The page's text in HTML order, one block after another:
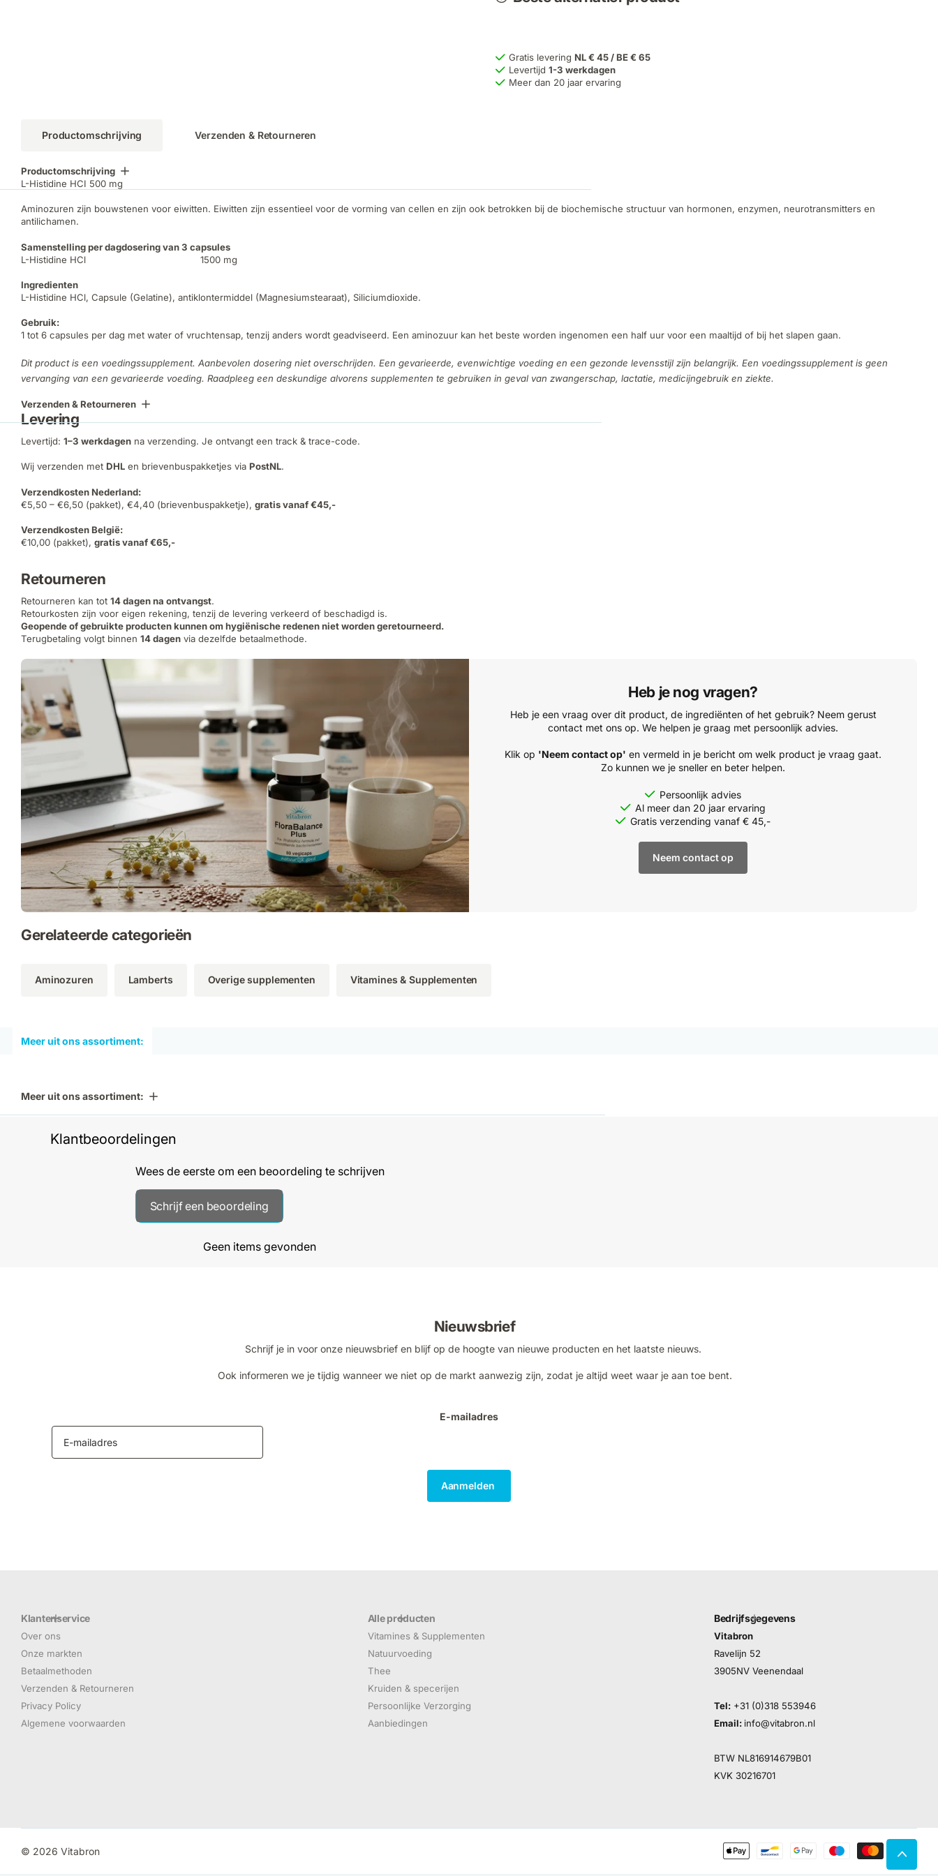
Gratis leveringNL € 45 / BE € 65
Levertijd1-3 werkdagen
Meer dan 20 jaar ervaring
Productomschrijving Verzenden & Retourneren
Productomschrijving
L-Histidine HCI 500 mg
Aminozuren zijn bouwstenen voor eiwitten. Eiwitten zijn essentieel voor de vorming van cellen en zijn ook betrokken bij de biochemische structuur van hormonen, enzymen, neurotransmitters en
antilichamen.
Samenstelling per dagdosering van 3 capsules
L-Histidine HCl 1500 mg
Ingredienten
L-Histidine HCl, Capsule (Gelatine), antiklontermiddel (Magnesiumstearaat), Siliciumdioxide.
Gebruik:
1 tot 6 capsules per dag met water of vruchtensap, tenzij anders wordt geadviseerd. Een aminozuur kan het beste worden ingenomen een half uur voor een maaltijd of bij het slapen gaan.
Dit product is een voedingssupplement. Aanbevolen dosering niet overschrijden. Een gevarieerde, evenwichtige voeding en een gezonde levensstijl zijn belangrijk. Een voedingssupplement is geen
vervanging van een gevarieerde voeding. Raadpleeg een deskundige alvorens supplementen te gebruiken in geval van zwangerschap, lactatie, medicijngebruik en ziekte.
Verzenden & Retourneren
Levering
Levertijd: 1–3 werkdagen na verzending. Je ontvangt een track & trace-code.
Wij verzenden met DHL en brievenbuspakketjes via PostNL.
Verzendkosten Nederland:
€5,50 – €6,50 (pakket), €4,40 (brievenbuspakketje), gratis vanaf €45,-
Verzendkosten België:
€10,00 (pakket), gratis vanaf €65,-
Retourneren
Retourneren kan tot 14 dagen na ontvangst.
Retourkosten zijn voor eigen rekening, tenzij de levering verkeerd of beschadigd is.
Geopende of gebruikte producten kunnen om hygiënische redenen niet worden geretourneerd.
Terugbetaling volgt binnen 14 dagen via dezelfde betaalmethode.
Heb je nog vragen?
Heb je een vraag over dit product, de ingrediënten of het gebruik? Neem gerust
contact met ons op. We helpen je graag met persoonlijk advies.
Klik op 'Neem contact op' en vermeld in je bericht om welk product je vraag gaat.
Zo kunnen we je sneller en beter helpen.
Persoonlijk advies
Al meer dan 20 jaar ervaring
Gratis verzending vanaf € 45,-
Neem contact op
Gerelateerde categorieën
Aminozuren Lamberts Overige supplementen Vitamines & Supplementen
Meer uit ons assortiment:
Meer uit ons assortiment:
Klantbeoordelingen
Wees de eerste om een beoordeling te schrijven
Schrijf een beoordeling
Geen items gevonden
Nieuwsbrief
Schrijf je in voor onze nieuwsbrief en blijf op de hoogte van nieuwe producten en het laatste nieuws.
Ook informeren we je tijdig wanneer we niet op de markt aanwezig zijn, zodat je altijd weet waar je aan toe bent.
E-mailadres
Aanmelden
Klantenservice
Over ons
Onze markten
Betaalmethoden
Verzenden & Retourneren
Privacy Policy
Algemene voorwaarden
Alle producten
Vitamines & Supplementen
Natuurvoeding
Thee
Kruiden & specerijen
Persoonlijke Verzorging
Aanbiedingen
Bedrijfsgegevens
Vitabron
Ravelijn 52
3905NV Veenendaal
Tel: +31 (0)318 553946
Email: info@vitabron.nl
BTW NL816914679B01
KVK 30216701
© 2026 Vitabron